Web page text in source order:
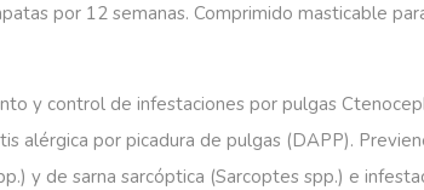
por 12 semanas. Comprimido masticable
y control de infestaciones por pulgas
alérgica por picadura de pulgas (DAPP).
y de sarna sarcóptica (Sarcoptes spp.) e